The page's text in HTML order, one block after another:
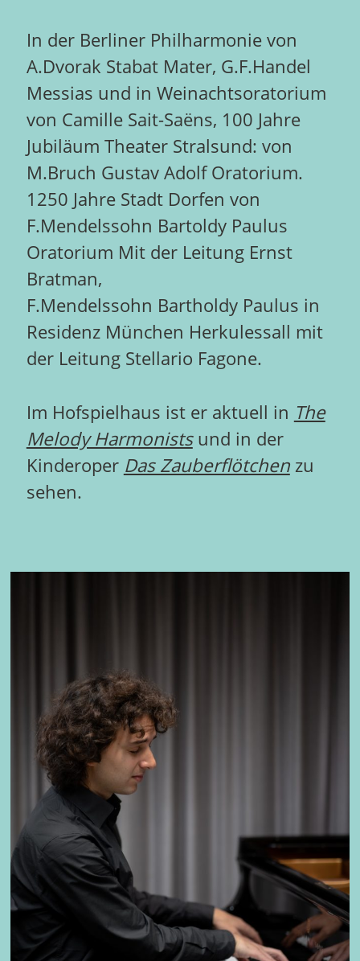
In der Berliner Philharmonie von
A.Dvorak Stabat Mater, G.F.Handel
Messias und in Weinachtsoratorium
von Camille Sait-Saëns, 100 Jahre
Jubiläum Theater Stralsund: von
M.Bruch Gustav Adolf Oratorium.
1250 Jahre Stadt Dorfen von
F.Mendelssohn Bartoldy Paulus
Oratorium Mit der Leitung Ernst
Bratman,
F.Mendelssohn Bartholdy Paulus in
Residenz München Herkulessall mit
der Leitung Stellario Fagone.
Im Hofspielhaus ist er aktuell in The
Melody Harmonistsund in der
Kinderoper Das Zauberflötchenzu
sehen.